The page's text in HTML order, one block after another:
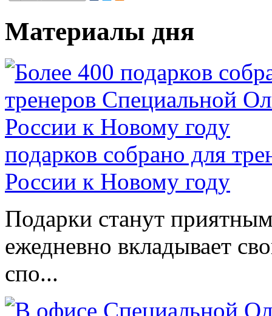
Материалы дня
подарков собрано для
России к Новому году
Подарки станут
ежедневно вкладывает
спо...